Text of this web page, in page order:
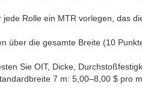
jede Rolle ein MTR vorlegen, das
über die gesamte Breite (10
Sie OIT, Dicke,
7 m: 5,00–8,00 $ pro